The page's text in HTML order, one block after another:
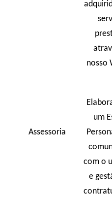
nosso
Assessoria
um
com o
e